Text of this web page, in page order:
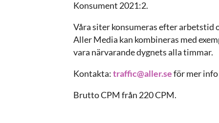
Konsument 2021:2.
Våra siter konsumeras efter arbetstid
Aller Media kan kombineras med
vara närvarande dygnets alla timmar.
Kontakta:traffic@aller.seför mer
Brutto CPM från 220 CPM.